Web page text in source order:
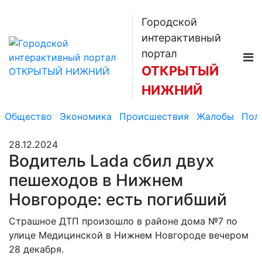
Городской
интерактивный
портал
ОТКРЫТЫЙ
НИЖНИЙ
Общество Экономика Происшествия Жалобы
28.12.2024
Водитель Lada сбил двух
пешеходов в Нижнем
Новгороде: есть погибший
Страшное ДТП произошло в районе дома №7 по
улице Медицинской в Нижнем Новгороде вечером
28 декабря.